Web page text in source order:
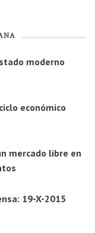
moderno
económico
mercado libre en
19-X-2015